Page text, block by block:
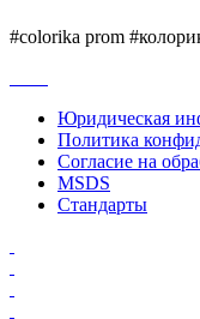
#colorika prom
Юридическая
Политика
Согласие на
MSDS
Стандарты